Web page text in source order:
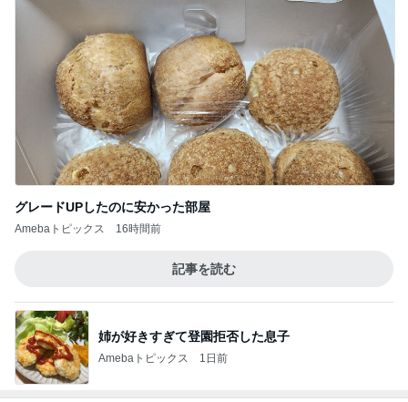
グレードUPしたのに安かった部屋
Amebaトピックス 16時間前
記事を読む
姉が好きすぎて登園拒否した息子
Amebaトピックス 1日前